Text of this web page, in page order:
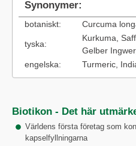
Synonymer:
botaniskt: Curcuma
tyska:
Kurkuma,
Gelber
engelska:
Turmeric,
Biotikon - Det här
Världens första företag som
kapselfyllningarna